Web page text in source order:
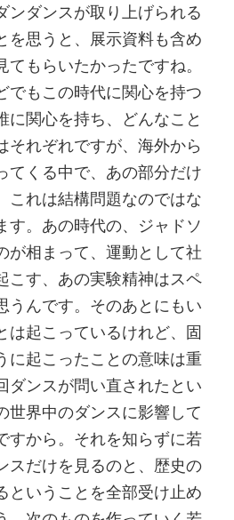
ンダンスが取り上げられる
を思うと、展示資料も含め
もらいたかったですね。
でもこの時代に関心を持つ
に関心を持ち、どんなこと
それぞれですが、海外から
てくる中で、あの部分だけ
これは結構問題なのではな
す。あの時代の、ジャドソ
が相まって、運動として社
こす、あの実験精神はスペ
うんです。そのあとにもい
は起こっているけれど、固
に起こったことの意味は重
ダンスが問い直されたとい
世界中のダンスに影響して
すから。それを知らずに若
スだけを見るのと、歴史の
ということを全部受け止め